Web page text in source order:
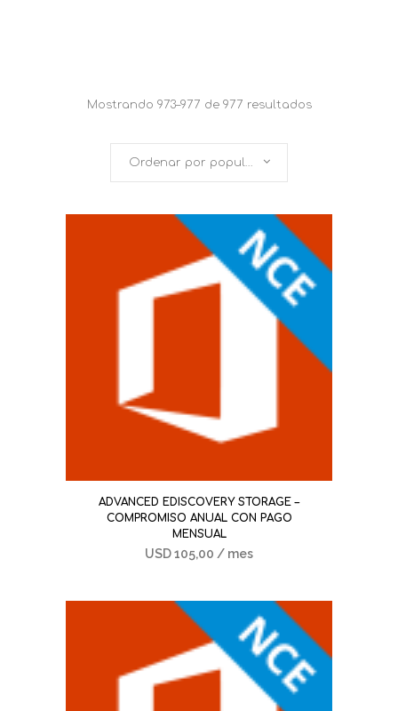
Mostrando 973–977 de 977 resultados
Ordenar por popularidad
ADVANCED EDISCOVERY STORAGE –
COMPROMISO ANUAL CON PAGO
MENSUAL
USD105,00 / mes